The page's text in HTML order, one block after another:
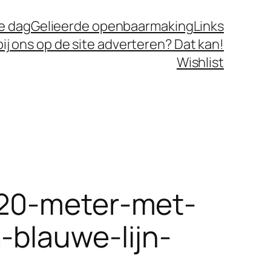
dagGelieerde openbaarmakingLinks
ons op de site adverteren? Dat kan!
Wishlist
meter-met-
blauwe-lijn-